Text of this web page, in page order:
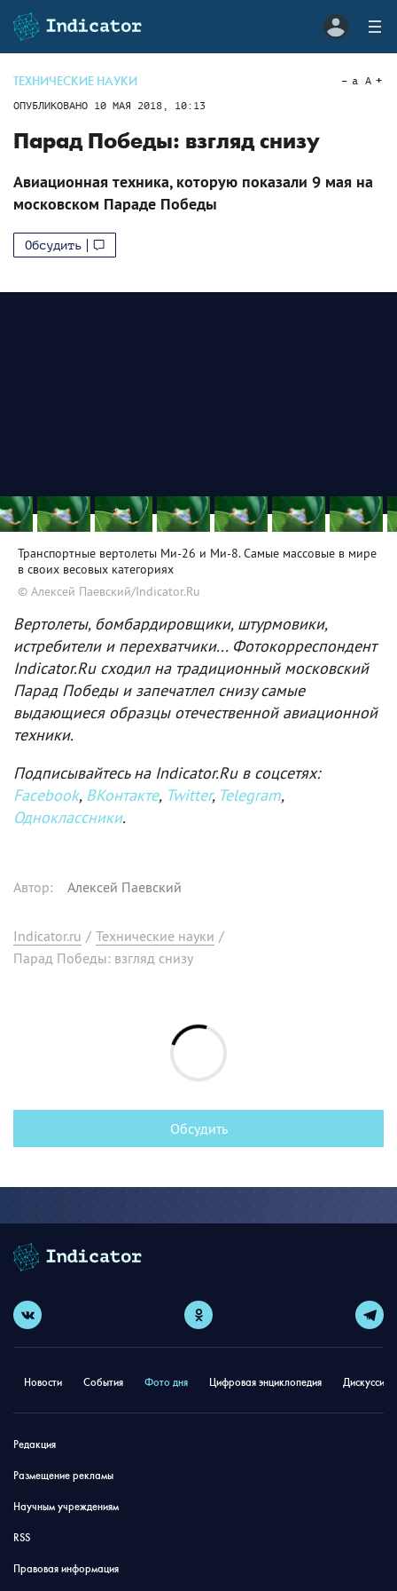
ТЕХНИЧЕСКИЕ НАУКИ
ОПУБЛИКОВАНО 10 МАЯ 2018, 10:13
a A
Парад Победы: взгляд снизу
Авиационная техника, которую показали 9 мая на
московском Параде Победы
Обсудить
Транспортные вертолеты Ми-26 и Ми-8. Самые массовые в мире
в своих весовых категориях
© Алексей Паевский/Indicator.Ru
Вертолеты, бомбардировщики, штурмовики,
истребители и перехватчики... Фотокорреспондент
Indicator.Ru сходил на традиционный московский
Парад Победы и запечатлел снизу самые
выдающиеся образцы отечественной авиационной
техники.
Подписывайтесь на Indicator.Ru в соцсетях:
Facebook, ВКонтакте, Twitter, Telegram,
Одноклассники.
Автор: Алексей Паевский
Indicator.ru / Технические науки /
Парад Победы: взгляд снизу
Обсудить
Новости События Фото дня Цифровая энциклопедия
Редакция
Размещение рекламы
Научным учреждениям
RSS
Правовая информация